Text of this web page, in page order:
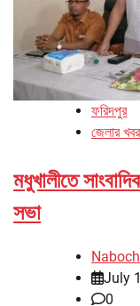
ফরিদপুর
জেলার খবর
মধুখালীতে
সভা
July
0